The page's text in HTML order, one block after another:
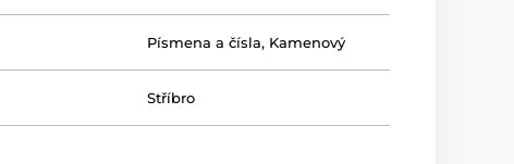
Písmena a čísla, Kamenový
Stříbro